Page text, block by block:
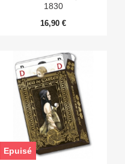
1830
16,90 €
Epuisé